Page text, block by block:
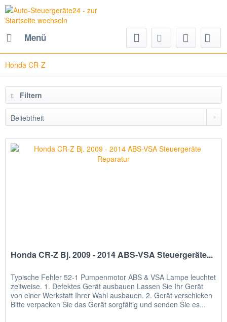
Menü
Honda CR-Z
Filtern
Honda CR-Z Bj. 2009 - 2014 ABS-VSA Steuergeräte...
Typische Fehler 52-1 Pumpenmotor ABS & VSA Lampe leuchtet
zeitweise. 1. Defektes Gerät ausbauen Lassen Sie Ihr Gerät
von einer Werkstatt Ihrer Wahl ausbauen. 2. Gerät verschicken
Bitte verpacken Sie das Gerät sorgfältig und senden Sie es...